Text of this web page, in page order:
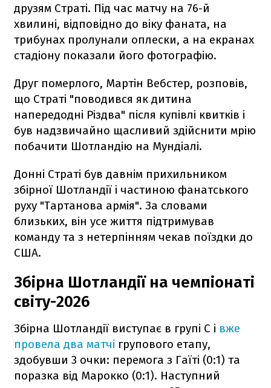
друзям Страті. Під час матчу на 76-й
хвилині, відповідно до віку фаната, на
трибунах пролунали оплески, а на екранах
стадіону показали його фотографію.
Друг померлого, Мартін Вебстер, розповів,
що Страті "поводився як дитина
напередодні Різдва" після купівлі квитків і
був надзвичайно щасливий здійснити мрію
побачити Шотландію на Мундіалі.
Донні Страті був давнім прихильником
збірної Шотландії і частиною фанатського
руху "Тартанова армія". За словами
близьких, він усе життя підтримував
команду та з нетерпінням чекав поїздки до
США.
Збірна Шотландії на чемпіонаті
світу-2026
Збірна Шотландії виступає в групі C і вже
провела два матчі групового етапу,
здобувши 3 очки: перемога з Гаїті (0:1) та
поразка від Марокко (0:1). Наступний